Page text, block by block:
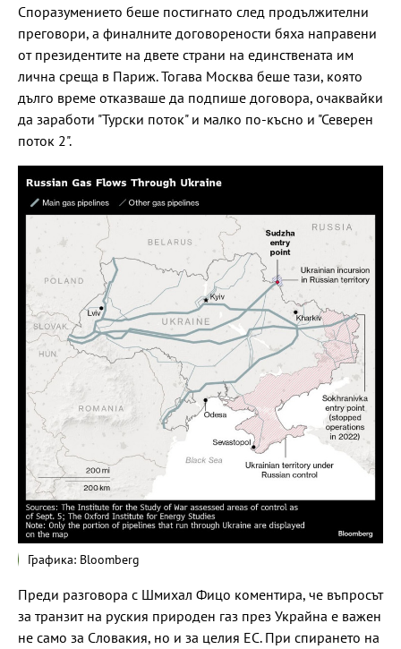
Споразумението беше постигнато след продължителни
преговори, а финалните договорености бяха направени
от президентите на двете страни на единствената им
лична среща в Париж. Тогава Москва беше тази, която
дълго време отказваше да подпише договора, очаквайки
да заработи "Турски поток" и малко по-късно и "Северен
поток 2".
Графика: Bloomberg
Преди разговора с Шмихал Фицо коментира, че въпросът
за транзит на руския природен газ през Украйна е важен
не само за Словакия, но и за целия ЕС. При спирането на